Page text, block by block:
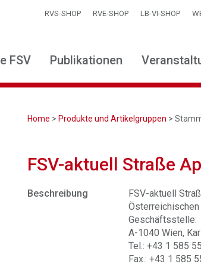
RVS-SHOP RVE-SHOP LB-VI-SHOP
FSV Publikationen
Home > Produkte und Artikelgruppen >
FSV-aktuell Straße
Beschreibung
FSV-aktuell
Geschäftsstelle:
A-1040 Wien,
Tel.: +43 1 585
Fax.: +43 1 585